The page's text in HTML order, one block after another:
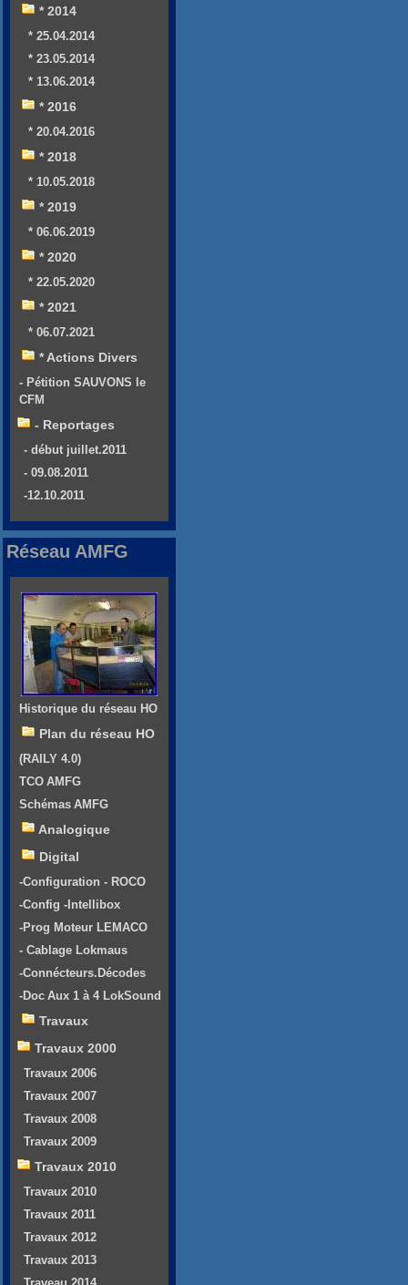
* 2014
* 25.04.2014
* 23.05.2014
* 13.06.2014
* 2016
* 20.04.2016
* 2018
* 10.05.2018
* 2019
* 06.06.2019
* 2020
* 22.05.2020
* 2021
* 06.07.2021
* Actions Divers
- Pétition SAUVONS le
CFM
- Reportages
- début juillet.2011
- 09.08.2011
-12.10.2011
Réseau AMFG
Historique du réseau HO
Plan du réseau HO
(RAILY 4.0)
TCO AMFG
Schémas AMFG
Analogique
Digital
-Configuration - ROCO
-Config -Intellibox
-Prog Moteur LEMACO
- Cablage Lokmaus
-Connécteurs.Décodes
-Doc Aux 1 à 4 LokSound
Travaux
Travaux 2000
Travaux 2006
Travaux 2007
Travaux 2008
Travaux 2009
Travaux 2010
Travaux 2010
Travaux 2011
Travaux 2012
Travaux 2013